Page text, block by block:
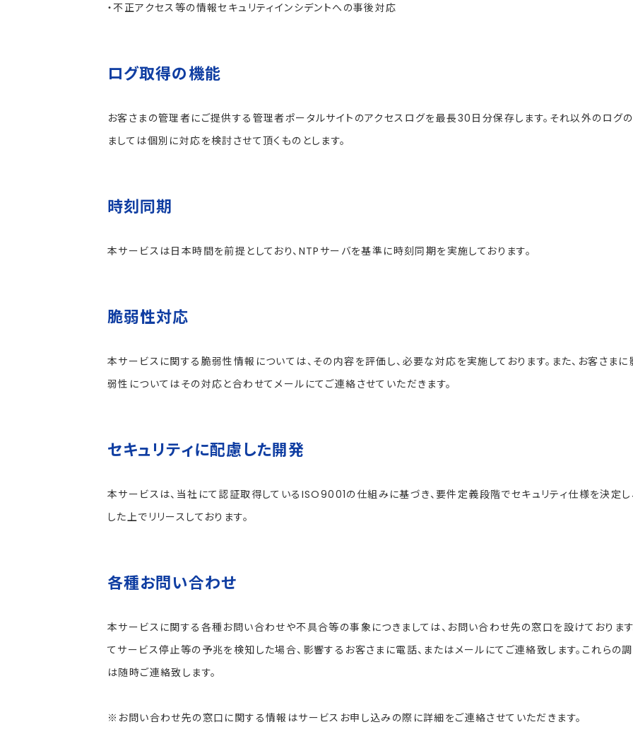
・不正アクセス等の情報セキュリティインシデントへの事後対応
ログ取得の機能
お客さまの管理者にご提供する管理者ポータルサイトのアクセスログを最長30日分保存します。それ以外のログ
ましては個別に対応を検討させて頂くものとします。
時刻同期
本サービスは日本時間を前提としており、NTPサーバを基準に時刻同期を実施しております。
脆弱性対応
本サービスに関する脆弱性情報については、その内容を評価し、必要な対応を実施しております。また、お客さま
弱性についてはその対応と合わせてメールにてご連絡させていただきます。
セキュリティに配慮した開発
本サービスは、当社にて認証取得しているISO9001の仕組みに基づき、要件定義段階でセキュリティ仕様を決定し
した上でリリースしております。
各種お問い合わせ
本サービスに関する各種お問い合わせや不具合等の事象につきましては、お問い合わせ先の窓口を設けております
てサービス停止等の予兆を検知した場合、影響するお客さまに電話、またはメールにてご連絡致します。これらの
は随時ご連絡致します。
※お問い合わせ先の窓口に関する情報はサービスお申し込みの際に詳細をご連絡させていただきます。